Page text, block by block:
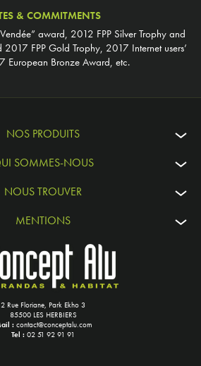
& COMMITMENTS
award, 2012 FPP Silver Trophy and
FPP Gold Trophy, 2017 Internet users’
European Bronze Award, etc.
NOS PRODUITS
SOMMES-NOUS
NOUS TROUVER
MENTIONS
2 Rue Floriane, Park Ekho 3
85500 LES HERBIERS
: contact@conceptalu.com
Tel : 02 51 92 91 91